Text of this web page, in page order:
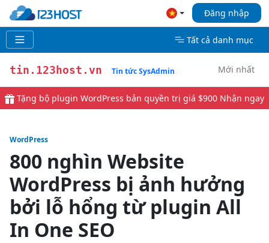
Đăng nhập
Tất cả danh mục
tin.123host.vn Tin tức SysAdmin Mới nhất
Tặng bộ plugin WordPress bản quyền trị giá $900 Nhận ngay
WordPress
800 nghìn Website
WordPress bị ảnh hưởng
bởi lỗ hổng từ plugin All
In One SEO